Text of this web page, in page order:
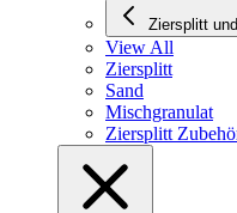
Ziersplitt
View All
Ziersplitt
Sand
Mischgranulat
Ziersplitt